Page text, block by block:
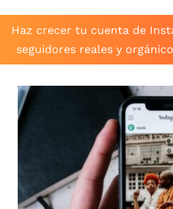
Haz crecer tu cuenta de
seguidores reales y